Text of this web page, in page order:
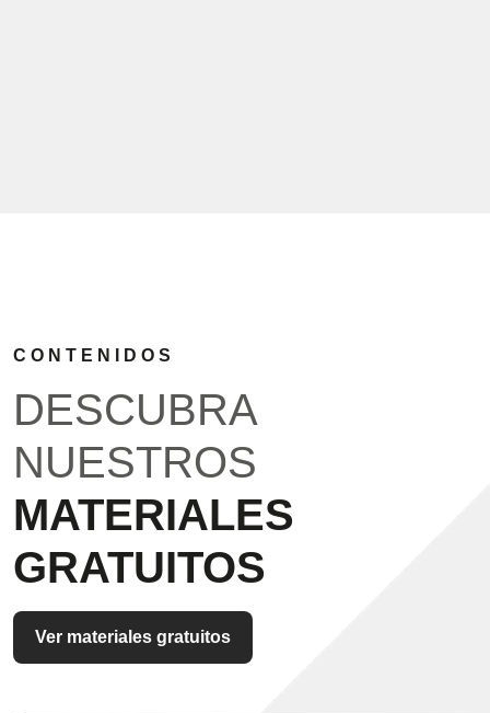
CONTENIDOS
DESCUBRA
NUESTROS
MATERIALES
GRATUITOS
Ver materiales gratuitos